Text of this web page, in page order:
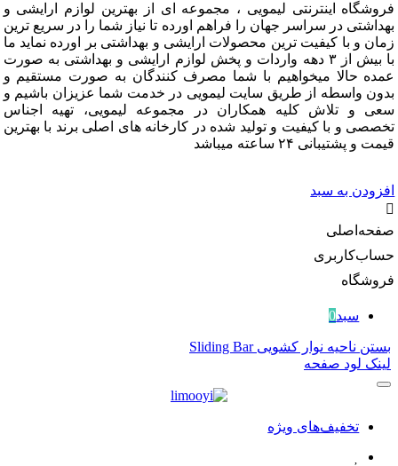
فروشگاه اینترنتی لیمویی ، مجموعه ای از بهترین لوازم ارایشی و
بهداشتی در سراسر جهان را فراهم اورده تا نیاز شما را در سریع ترین
زمان و با کیفیت ترین محصولات ارایشی و بهداشتی بر اورده نماید ما
با بیش از ۳ دهه واردات و پخش لوازم ارایشی و بهداشتی به صورت
عمده حالا میخواهیم با شما مصرف کنندگان به صورت مستقیم و
بدون واسطه از طریق سایت لیمویی در خدمت شما عزیزان باشیم و
سعی و تلاش کلیه همکاران در مجموعه لیمویی، تهیه اجناس
تخصصی و با کیفیت و تولید شده در کارخانه های اصلی برند با بهترین
قیمت و پشتیبانی ۲۴ ساعته میباشد
افزودن به سبد
صفحه‌اصلی
حساب‌کاربری
فروشگاه
سبد0
بستن ناحیه نوار کشویی Sliding Bar
لینک لود صفحه
تخفیف‌های ویژه